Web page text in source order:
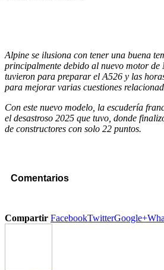
Alpine se ilusiona con tener una buena
principalmente debido al nuevo motor de
tuvieron para preparar el A526 y las
para mejorar varias cuestiones
Con este nuevo modelo, la escudería
el desastroso 2025 que tuvo, donde
de constructores con solo 22 puntos.
Comentarios
Compartir FacebookTwitterGoogle+